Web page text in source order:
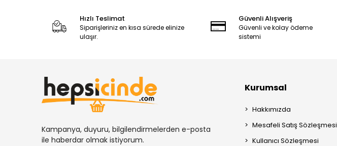
Hızlı Teslimat
Siparişleriniz en kısa sürede elinize
ulaşır.
Güvenli Alışveriş
Güvenli ve kolay ödeme
sistemi
Kampanya, duyuru, bilgilendirmelerden e-posta
ile haberdar olmak istiyorum.
Kurumsal
Hakkımızda
Mesafeli Satış Sözleşmesi
Kullanıcı Sözleşmesi